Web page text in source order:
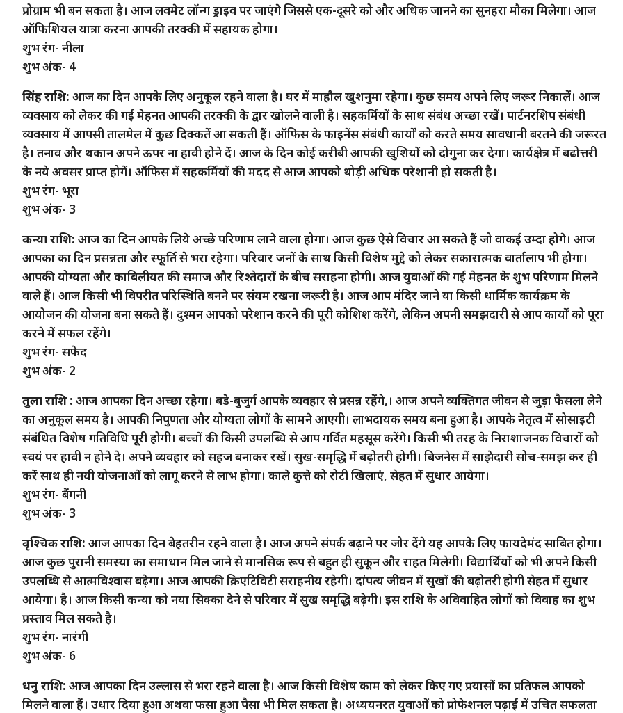
प्रोग्राम भी बन सकता है। आज लवमेट लॉन्ग ड्राइव पर जाएंगे जिससे एक-दूसरे को और अधिक जानने का सुनहरा मौका मिलेगा। आज
ऑफिशियल यात्रा करना आपकी तरक्की में सहायक होगा।
शुभ रंग- नीला
शुभ अंक- 4
सिंह राशि: आज का दिन आपके लिए अनुकूल रहने वाला है। घर में माहौल खुशनुमा रहेगा। कुछ समय अपने लिए जरूर निकालें। आज
व्यवसाय को लेकर की गई मेहनत आपकी तरक्की के द्वार खोलने वाली है। सहकर्मियों के साथ संबंध अच्छा रखें। पार्टनरशिप संबंधी
व्यवसाय में आपसी तालमेल में कुछ दिक्कतें आ सकती हैं। ऑफिस के फाइनेंस संबंधी कार्यों को करते समय सावधानी बरतने की जरूरत
है। तनाव और थकान अपने ऊपर ना हावी होने दें। आज के दिन कोई करीबी आपकी खुशियों को दोगुना कर देगा। कार्यक्षेत्र में बढोत्तरी
के नये अवसर प्राप्त होगें। ऑफिस में सहकर्मियों की मदद से आज आपको थोड़ी अधिक परेशानी हो सकती है।
शुभ रंग- भूरा
शुभ अंक- 3
कन्या राशि: आज का दिन आपके लिये अच्छे परिणाम लाने वाला होगा। आज कुछ ऐसे विचार आ सकते हैं जो वाकई उम्दा होगे। आज
आपका का दिन प्रसन्नता और स्फूर्ति से भरा रहेगा। परिवार जनों के साथ किसी विशेष मुद्दे को लेकर सकारात्मक वार्तालाप भी होगा।
आपकी योग्यता और काबिलीयत की समाज और रिश्तेदारों के बीच सराहना होगी। आज युवाओं की गई मेहनत के शुभ परिणाम मिलने
वाले हैं। आज किसी भी विपरीत परिस्थिति बनने पर संयम रखना जरूरी है। आज आप मंदिर जाने या किसी धार्मिक कार्यक्रम के
आयोजन की योजना बना सकते हैं। दुश्मन आपको परेशान करने की पूरी कोशिश करेंगे, लेकिन अपनी समझदारी से आप कार्यों को पूरा
करने में सफल रहेंगे।
शुभ रंग- सफेद
शुभ अंक- 2
तुला राशि : आज आपका दिन अच्छा रहेगा। बडे-बुजुर्ग आपके व्यवहार से प्रसन्न रहेंगे,। आज अपने व्यक्तिगत जीवन से जुड़ा फैसला लेने
का अनुकूल समय है। आपकी निपुणता और योग्यता लोगों के सामने आएगी। लाभदायक समय बना हुआ है। आपके नेतृत्व में सोसाइटी
संबंधित विशेष गतिविधि पूरी होगी। बच्चों की किसी उपलब्धि से आप गर्वित महसूस करेंगे। किसी भी तरह के निराशाजनक विचारों को
स्वयं पर हावी न होने दे। अपने व्यवहार को सहज बनाकर रखें। सुख-समृद्धि में बढ़ोतरी होगी। बिजनेस में साझेदारी सोच-समझ कर ही
करें साथ ही नयी योजनाओं को लागू करने से लाभ होगा। काले कुत्ते को रोटी खिलाएं, सेहत में सुधार आयेगा।
शुभ रंग- बैंगनी
शुभ अंक- 3
वृश्चिक राशि: आज आपका दिन बेहतरीन रहने वाला है। आज अपने संपर्क बढ़ाने पर जोर देंगे यह आपके लिए फायदेमंद साबित होगा।
आज कुछ पुरानी समस्या का समाधान मिल जाने से मानसिक रूप से बहुत ही सुकून और राहत मिलेगी। विद्यार्थियों को भी अपने किसी
उपलब्धि से आत्मविश्वास बढ़ेगा। आज आपकी क्रिएटिविटी सराहनीय रहेगी। दांपत्य जीवन में सुखों की बढ़ोतरी होगी सेहत में सुधार
आयेगा। है। आज किसी कन्या को नया सिक्का देने से परिवार में सुख समृद्धि बढ़ेगी। इस राशि के अविवाहित लोगों को विवाह का शुभ
प्रस्ताव मिल सकते है।
शुभ रंग- नारंगी
शुभ अंक- 6
धनु राशि: आज आपका दिन उल्लास से भरा रहने वाला है। आज किसी विशेष काम को लेकर किए गए प्रयासों का प्रतिफल आपको
मिलने वाला हैं। उधार दिया हुआ अथवा फसा हुआ पैसा भी मिल सकता है। अध्ययनरत युवाओं को प्रोफेशनल पढ़ाई में उचित सफलता